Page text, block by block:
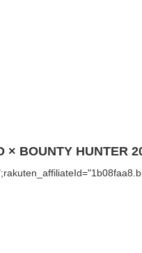
× BOUNTY HUNTER